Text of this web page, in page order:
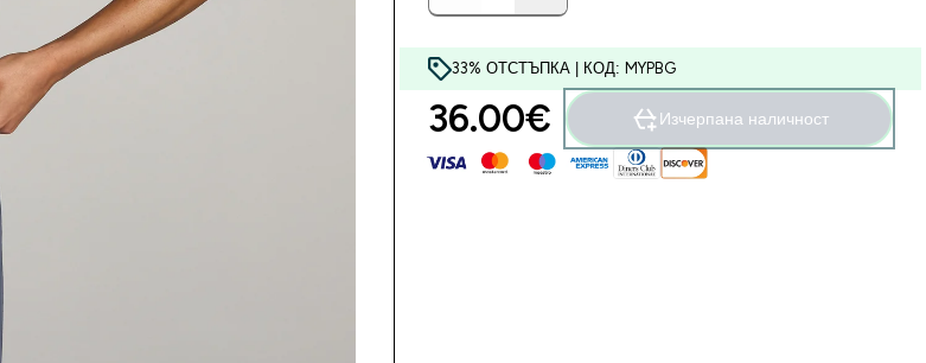
33% ОТСТЪПКА | КОД: MYPBG
36.00€‎ Изчерпана наличност